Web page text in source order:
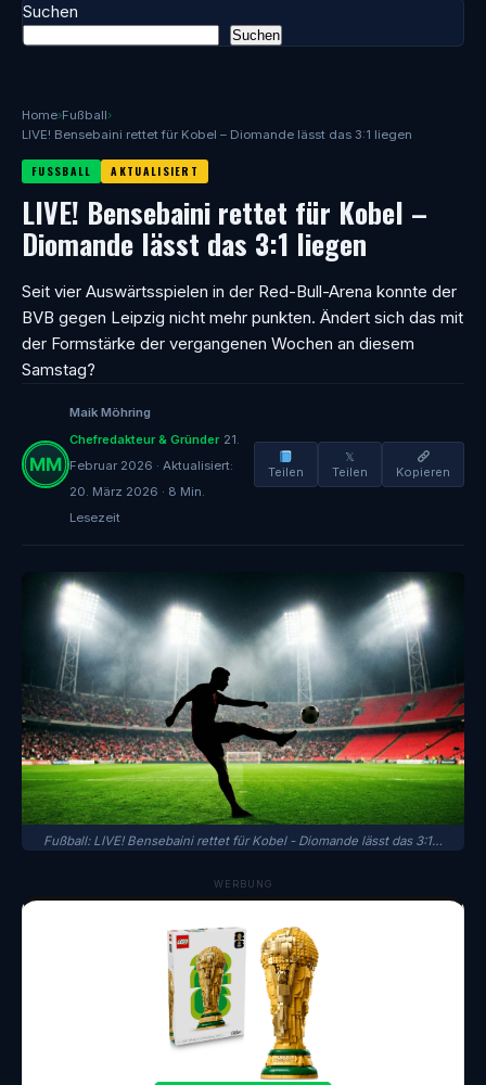
Home›Fußball›
LIVE! Bensebaini rettet für Kobel – Diomande lässt das 3:1 liegen
FUSSBALL AKTUALISIERT
LIVE! Bensebaini rettet für Kobel –
Diomande lässt das 3:1 liegen
Seit vier Auswärtsspielen in der Red-Bull-Arena konnte der
BVB gegen Leipzig nicht mehr punkten. Ändert sich das mit
der Formstärke der vergangenen Wochen an diesem
Samstag?
Maik Möhring
Chefredakteur & Gründer 21.
Februar 2026 · Aktualisiert:
20. März 2026 · 8 Min.
Lesezeit
Teilen
𝕏
Teilen
Kopieren
Fußball: LIVE! Bensebaini rettet für Kobel - Diomande lässt das 3:1…
WERBUNG
Suchen
Suchen